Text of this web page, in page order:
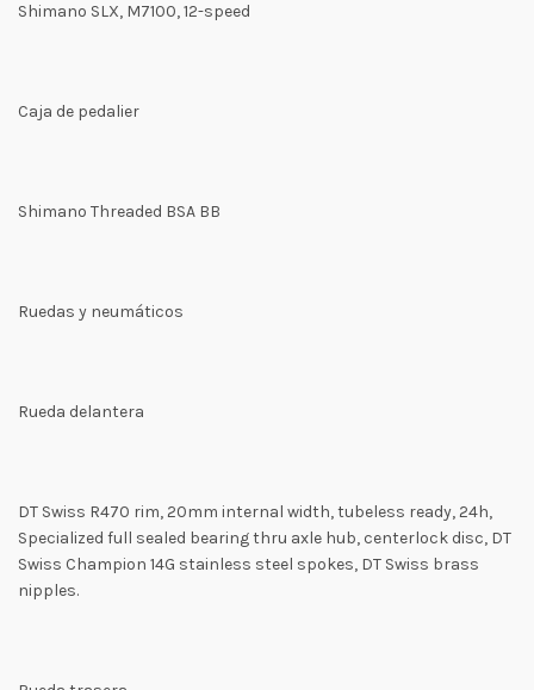
Shimano SLX, M7100, 12-speed
Caja de pedalier
Shimano Threaded BSA BB
Ruedas y neumáticos
Rueda delantera
DT Swiss R470 rim, 20mm internal width, tubeless ready, 24h,
Specialized full sealed bearing thru axle hub, centerlock disc, DT
Swiss Champion 14G stainless steel spokes, DT Swiss brass
nipples.